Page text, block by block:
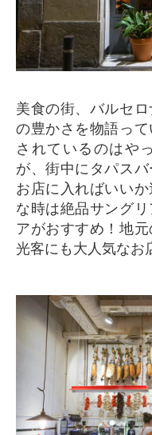
美食の街、バルセロナ。この街のタパス文化は食
の豊かさを物語っ
されているのはや
が、街中にタパス
お店に入ればいい
な時は絶品サング
アがおすすめ！地
光客にも大人気なお